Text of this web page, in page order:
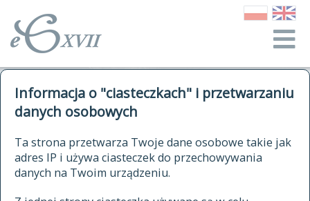
Informacja o "ciasteczkach" i przetwarzaniu
danych osobowych
Ta strona przetwarza Twoje dane osobowe takie jak
adres IP i używa ciasteczek do przechowywania
danych na Twoim urządzeniu.
autorzy Słownika
historia
publikacje
źródła
autorzy tekstów źródłowych
kwerendy
jak cytować Słownik
ELEKTRONICZNY SŁOWNIK
JĘZYKA POLSKIEGO